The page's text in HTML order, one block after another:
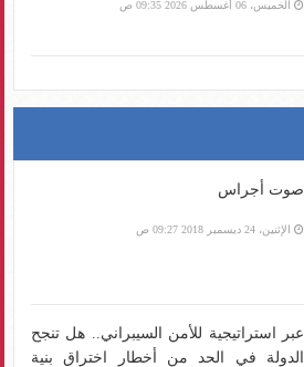
الخميس، 06 أغسطس 2026 09:35 ص
صوت أجراس
الإثنين، 24 ديسمبر 2018 09:27 ص
عبر استراتيجية للأمن السيبراني.. هل تنجح
الدولة في الحد من أخطار اختراق بنية